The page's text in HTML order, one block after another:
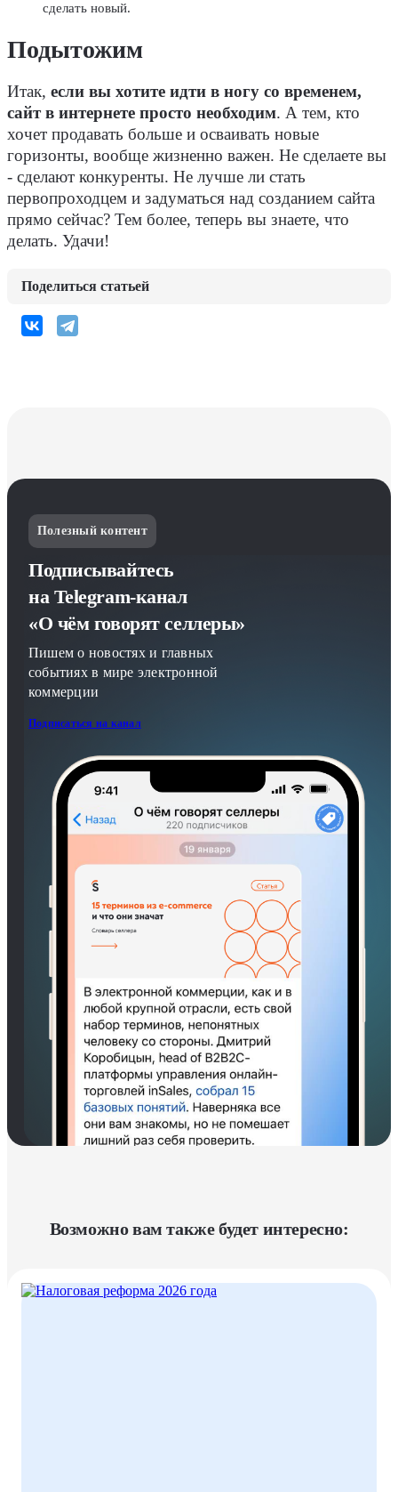
сделать новый.
Подытожим
Итак, если вы хотите идти в ногу со временем,
сайт в интернете просто необходим. А тем, кто
хочет продавать больше и осваивать новые
горизонты, вообще жизненно важен. Не сделаете вы
- сделают конкуренты. Не лучше ли стать
первопроходцем и задуматься над созданием сайта
прямо сейчас? Тем более, теперь вы знаете, что
делать. Удачи!
Поделиться статьей
Полезный контент
Подписывайтесь
на Telegram-канал
«О чём говорят селлеры»
Пишем о новостях и главных
событиях в мире электронной
коммерции
Подписаться на канал
Возможно вам также будет интересно: